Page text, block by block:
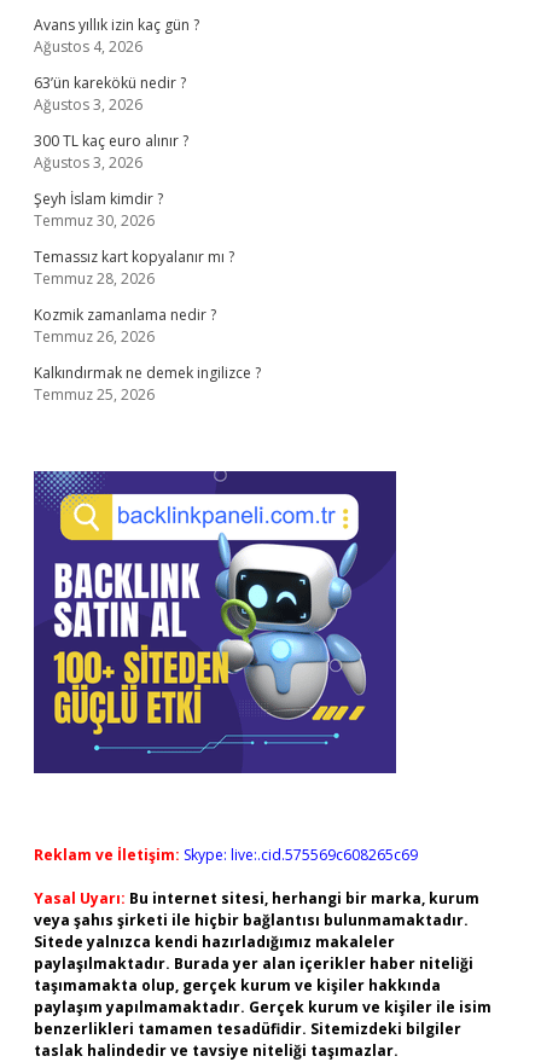
Avans yıllık izin kaç gün ?
Ağustos 4, 2026
63’ün karekökü nedir ?
Ağustos 3, 2026
300 TL kaç euro alınır ?
Ağustos 3, 2026
Şeyh İslam kimdir ?
Temmuz 30, 2026
Temassız kart kopyalanır mı ?
Temmuz 28, 2026
Kozmik zamanlama nedir ?
Temmuz 26, 2026
Kalkındırmak ne demek ingilizce ?
Temmuz 25, 2026
Reklam ve İletişim: Skype: live:.cid.575569c608265c69
Yasal Uyarı: Bu internet sitesi, herhangi bir marka, kurum
veya şahıs şirketi ile hiçbir bağlantısı bulunmamaktadır.
Sitede yalnızca kendi hazırladığımız makaleler
paylaşılmaktadır. Burada yer alan içerikler haber niteliği
taşımamakta olup, gerçek kurum ve kişiler hakkında
paylaşım yapılmamaktadır. Gerçek kurum ve kişiler ile isim
benzerlikleri tamamen tesadüfidir. Sitemizdeki bilgiler
taslak halindedir ve tavsiye niteliği taşımazlar.